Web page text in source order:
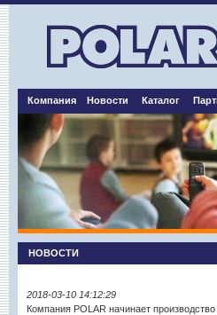
Компания Новости Каталог
НОВОСТИ
2018-03-10 14:12:29
Компания POLAR начинает